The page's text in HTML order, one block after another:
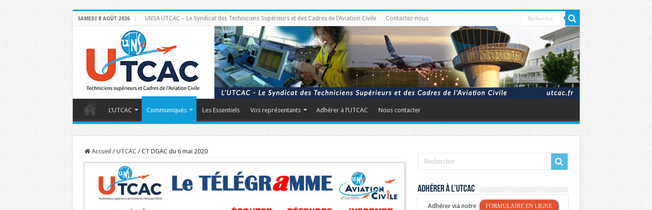
SAMEDI 8 AOÛT 2026 UNSA UTCAC – Le Syndicat des Techniciens Supérieurs et des Cadres de l’Aviation Civile Contactez-nous
L’UTCAC Communiqués Les Essentiels Vos représentants Adhérer à l’UTCAC Nous contacter
Accueil / UTCAC / CT DGAC du 6 mai 2020
Adhérer à l’UTCAC
Adhérer via notre FORMULAIRE EN LIGNE